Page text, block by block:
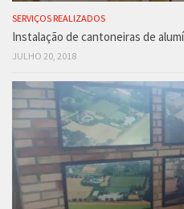
SERVIÇOS REALIZADOS
Instalação de cantoneiras de
JULHO 20, 2018